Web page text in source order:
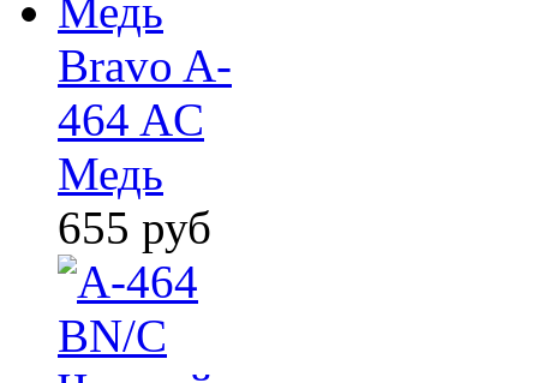
Bravo A-
464 AC
Медь
655 руб